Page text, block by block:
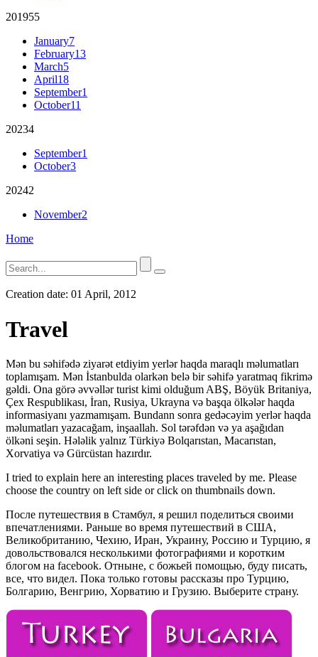
201955
January7
February13
March5
April18
September1
October11
20234
September1
October3
20242
November2
Home
Creation date: 01 April, 2012
Travel
Mən bu səhifədə ziyarət etdiyim yerlər haqda maraqlı məlumatları
toplamışam. Mən İstanbulda olarkən belə bir səhifə yaratmaq fikrimə
gəldi. Ona görə əvvəllər turist kimi olduğum ABŞ, Böyük Britaniya,
Çex Respublikası, İran, Rusiya, Ukrayna və başqa ölkələr haqda
informasiyanı yazmamışam. Bundann sonra gedəcəyim yerlər haqda
məlumatları yazacağam, inşaallah. Sol tərəfdən və ya aşağıdan
ölkəni seşin. Hələlik yalnız Türkiyə Bolqarıstan, Macarıstan,
Xorvatiya və Gürcüstan hazırdır.
I tried to explain here an interesting places traveled by me. Please
choose the country on left side or click on thumbnails down.
После путешествия в Стамбул, я решил поделиться своими
впечатлениями. Раньше во время путешествий в США,
Великобританию, Чехию, Иран, Украину, Россию и Турцию, я
довольствовался несколькими фотографиями и коротким
блогом на facebook. Отныне, с божьей помощью, буду писать,
все, что видел. Пока только готовы рассказы про Турцию,
Болгарию, Венгрию, Хорватию и Грузию. Выберите страну.